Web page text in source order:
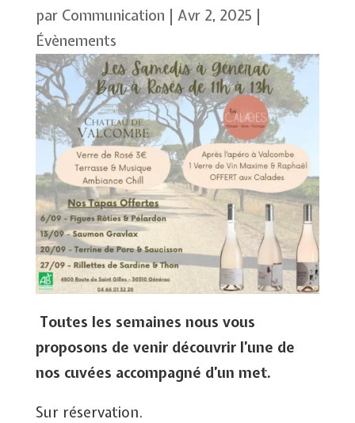
par Communication | Avr 2, 2025 |
Évènements
Toutes les semaines nous vous
proposons de venir découvrir l’une de
nos cuvées accompagné d’un met.
Sur réservation.